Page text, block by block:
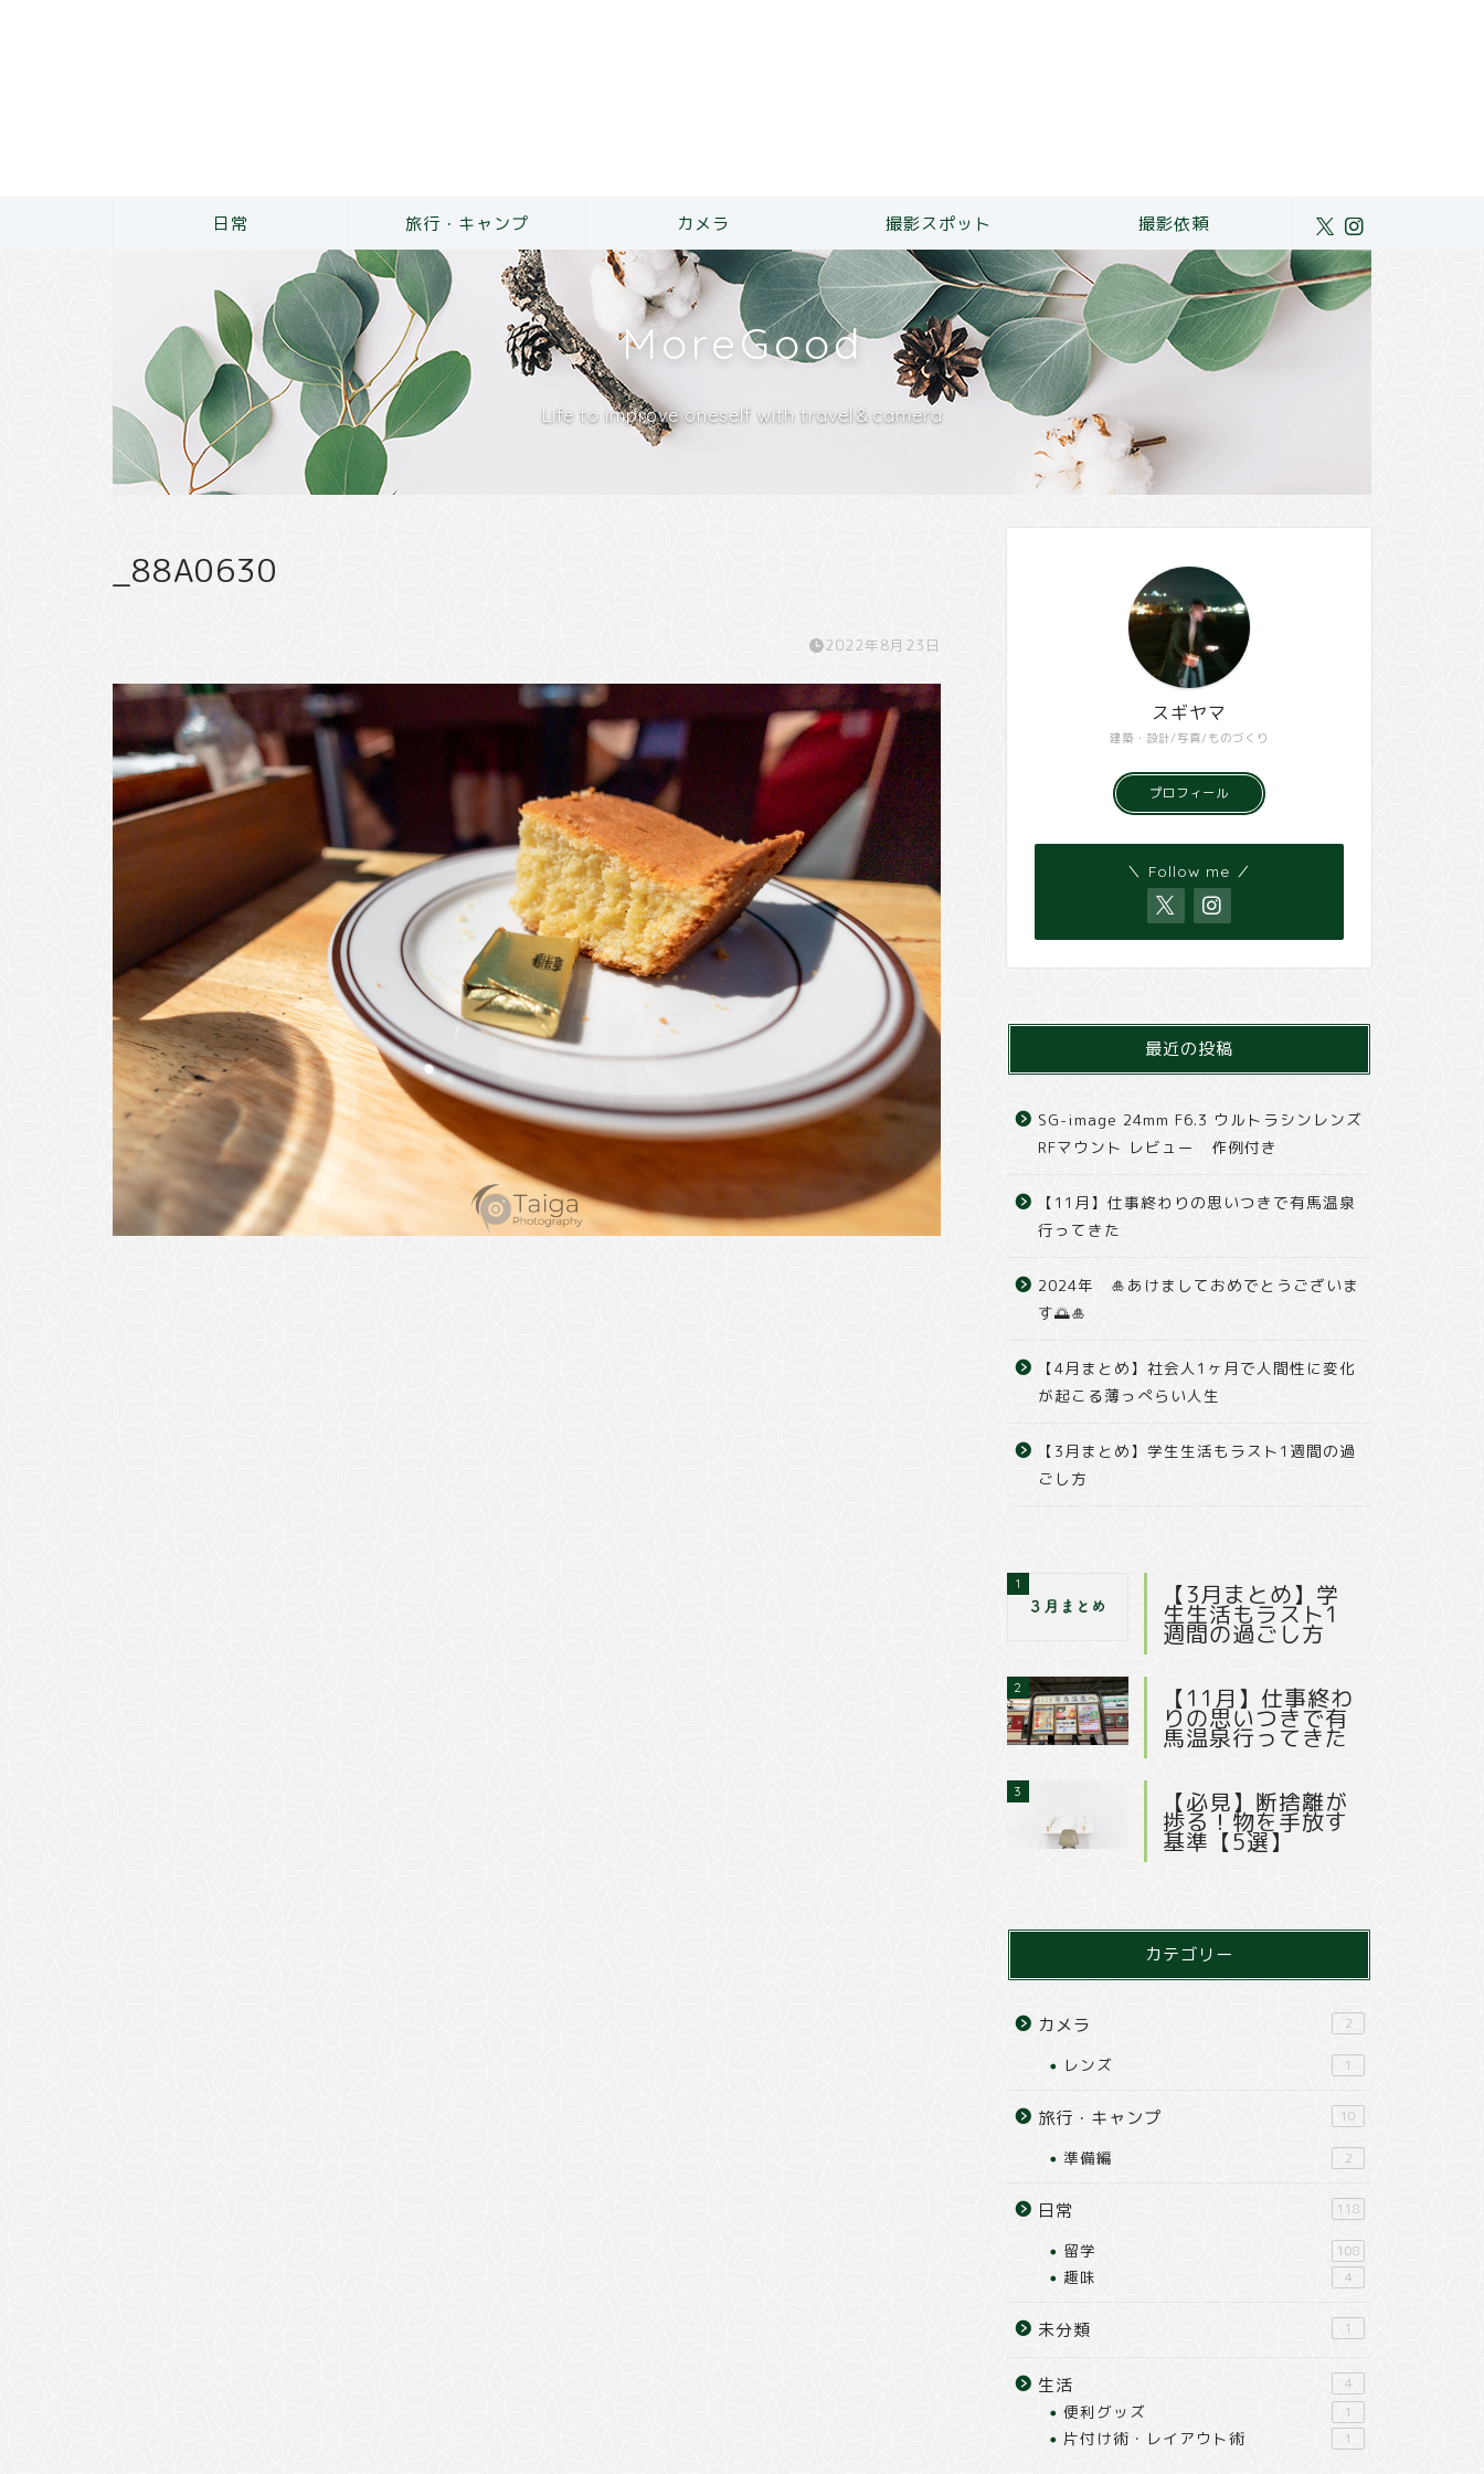
日常 旅行・キャンプ カメラ 撮影スポット 撮影依頼
MoreGood
Life to improve oneself with travel＆camera
_88A0630
2022年8月23日
建築・設計/写真/ものづくり
スギヤマ
プロフィール
＼ Follow me ／
最近の投稿
SG-image 24mm F6.3 ウルトラシンレンズ
RFマウント レビュー 作例付き
【11月】仕事終わりの思いつきで有馬温泉
行ってきた
2024年 🎍あけましておめでとうございま
す🌅🎍
【4月まとめ】社会人1ヶ月で人間性に変化
が起こる薄っぺらい人生
【3月まとめ】学生生活もラスト1週間の過
ごし方
1 【3月まとめ】学
生生活もラスト1
週間の過ごし方
2 【11月】仕事終わ
りの思いつきで有
馬温泉行ってきた
3 【必見】断捨離が
捗る！物を手放す
基準【5選】
カテゴリー
カメラ 2
レンズ 1
旅行・キャンプ 10
準備編 2
日常 118
留学 108
趣味 4
未分類 1
生活 4
便利グッズ 1
片付け術・レイアウト術 1